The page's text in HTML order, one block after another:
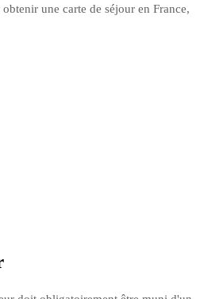
une carte de séjour en France,